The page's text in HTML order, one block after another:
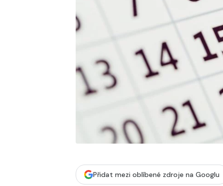
Přidat mezi oblíbené zdroje na Googlu